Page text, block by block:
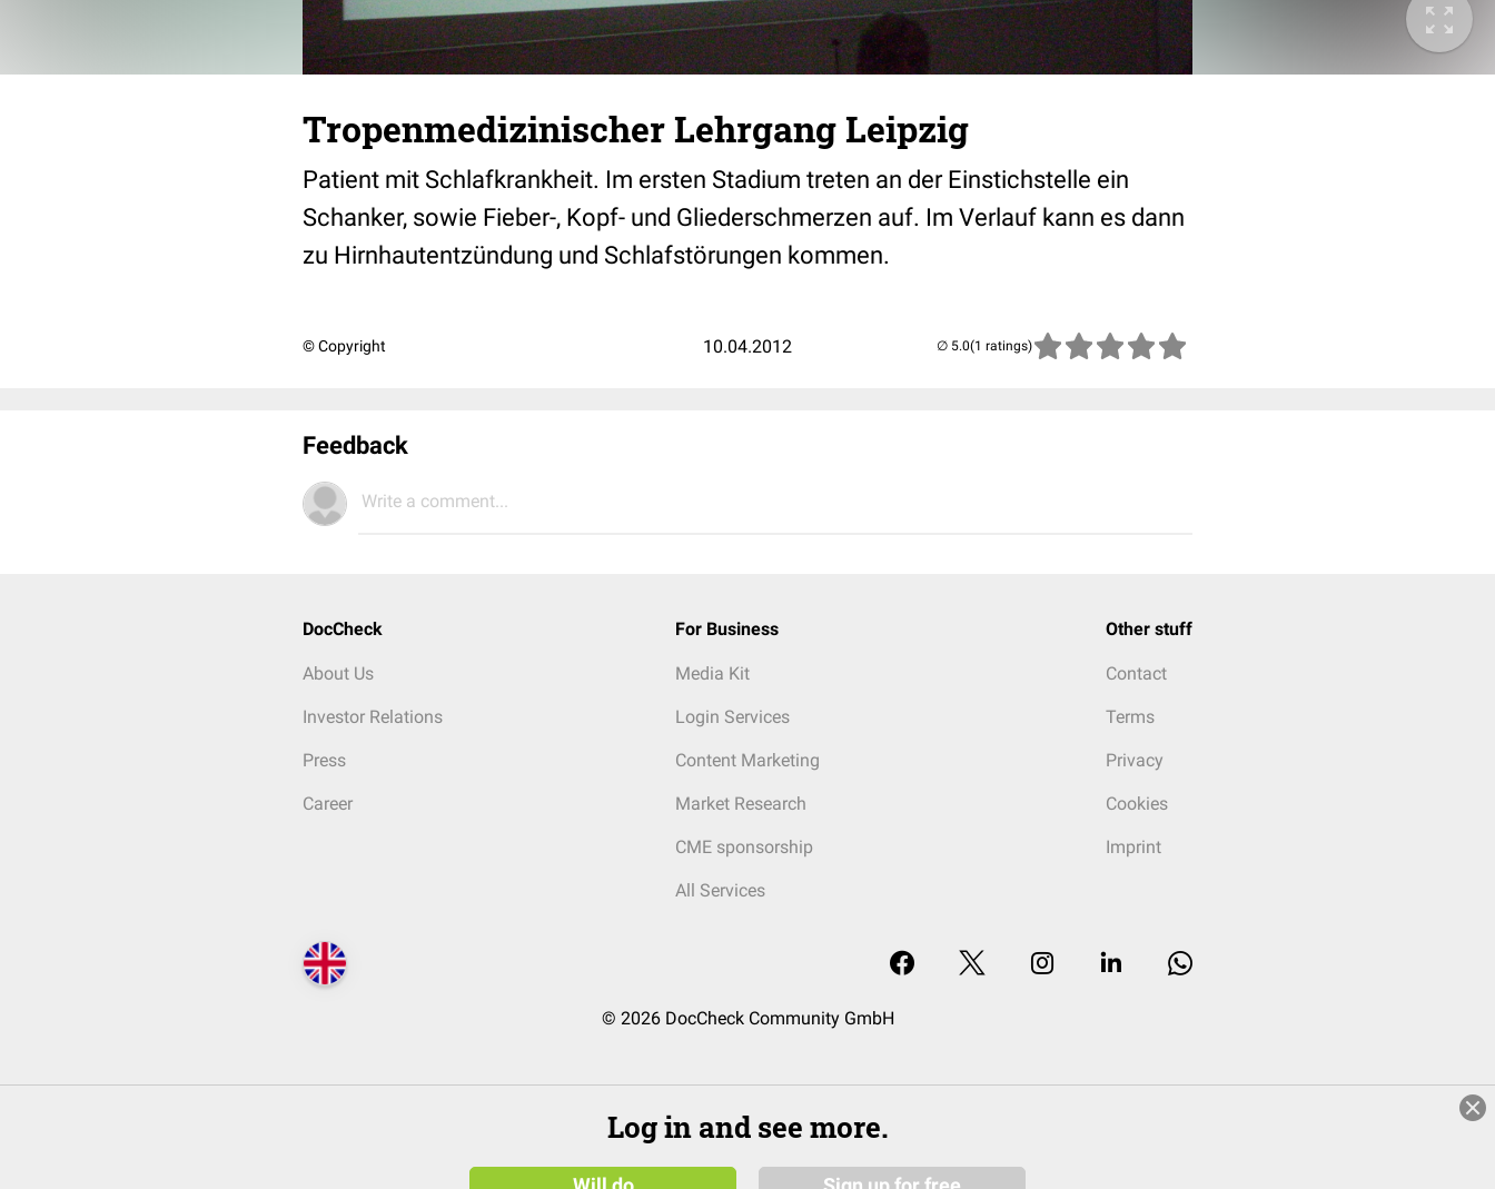
Tropenmedizinischer Lehrgang Leipzig
Patient mit Schlafkrankheit. Im ersten Stadium treten an der Einstichstelle ein
Schanker, sowie Fieber-, Kopf- und Gliederschmerzen auf. Im Verlauf kann es dann
zu Hirnhautentzündung und Schlafstörungen kommen.
© Copyright 10.04.2012 (1 ratings)
Feedback
Write a comment...
DocCheck
About Us
Investor Relations
Press
Career
For Business
Media Kit
Login Services
Content Marketing
Market Research
CME sponsorship
All Services
Other stuff
Contact
Terms
Privacy
Cookies
Imprint
© 2026 DocCheck Community GmbH
Log in and see more.